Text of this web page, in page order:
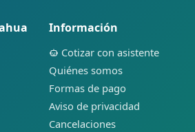
Información
Cotizar con asistente
Quiénes somos
Formas de pago
Aviso de privacidad
Cancelaciones